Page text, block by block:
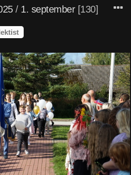
/ 1. september 130